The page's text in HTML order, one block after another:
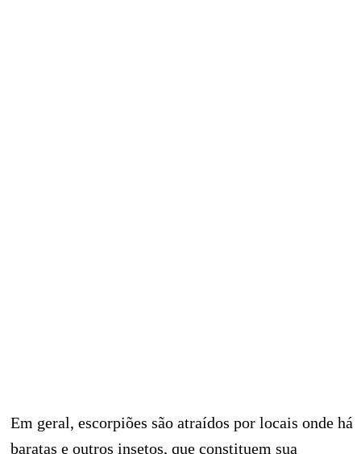
Em geral, escorpiões são atraídos por locais onde há
baratas e outros insetos, que constituem sua